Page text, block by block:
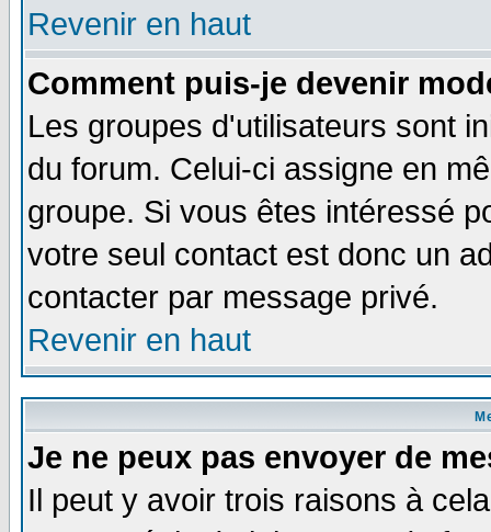
Revenir en haut
Comment puis-je devenir
Les groupes d'utilisateurs sont
du forum. Celui-ci assigne en
groupe. Si vous êtes intéressé
votre seul contact est donc un
contacter par message privé.
Revenir en haut
Je ne peux pas envoyer de
Il peut y avoir trois raisons à